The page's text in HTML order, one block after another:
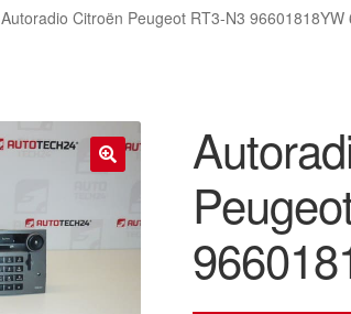
Autoradio Citroën Peugeot RT3-N3 96601818YW